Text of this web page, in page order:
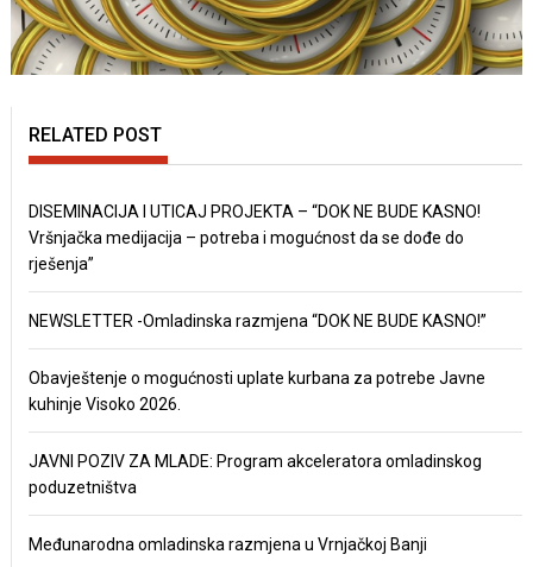
RELATED POST
DISEMINACIJA I UTICAJ PROJEKTA – “DOK NE BUDE KASNO!
Vršnjačka medijacija – potreba i mogućnost da se dođe do
rješenja”
NEWSLETTER -Omladinska razmjena “DOK NE BUDE KASNO!”
Obavještenje o mogućnosti uplate kurbana za potrebe Javne
kuhinje Visoko 2026.
JAVNI POZIV ZA MLADE: Program akceleratora omladinskog
poduzetništva
Međunarodna omladinska razmjena u Vrnjačkoj Banji